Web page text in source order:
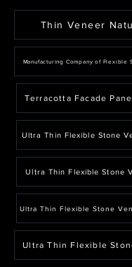
Thin Veneer
Manufacturing Company of Flexible
Terracotta Facade
Ultra Thin Flexible Stone
Ultra Thin Flexible Stone
Ultra Thin Flexible Stone
Ultra Thin Flexible